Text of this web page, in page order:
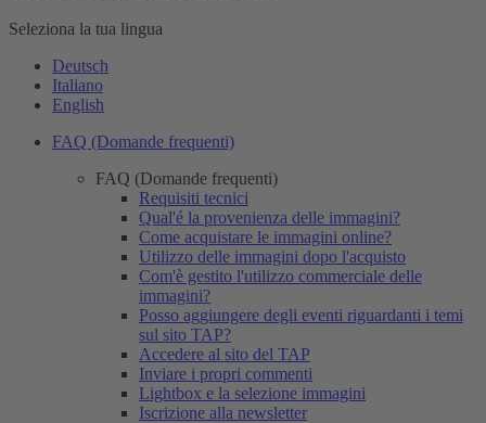
Seleziona la tua lingua
Deutsch
Italiano
English
FAQ (Domande frequenti)
FAQ (Domande frequenti)
Requisiti tecnici
Qual'é la provenienza delle immagini?
Come acquistare le immagini online?
Utilizzo delle immagini dopo l'acquisto
Com'è gestito l'utilizzo commerciale delle
immagini?
Posso aggiungere degli eventi riguardanti i temi
sul sito TAP?
Accedere al sito del TAP
Inviare i propri commenti
Lightbox e la selezione immagini
Iscrizione alla newsletter